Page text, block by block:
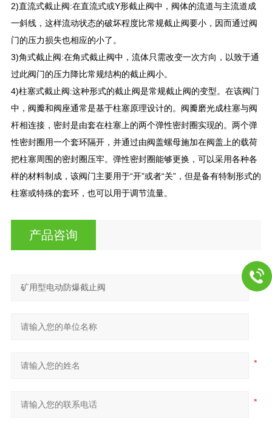
2)直流式截止阀:在直流式或Y形截止阀中，阀体的流道与主流道成
一斜线，这样流动状态的破坏程度比常规截止阀要小，因而通过阀
门的压力损失也相应的小了。
3)角式截止阀:在角式截止阀中，流体只需改变一次方向，以致于通
过此阀门的压力降比常规结构的截止阀小。
4)柱塞式截止阀:这种形式的截止阀是常规截止阀的变型。在该阀门
中，阀瓣和阀座通常是基于柱塞原理设计的。阀瓣磨光成柱塞与阀
杆相连接，密封是由套在柱塞上的两个弹性密封圈实现的。两个弹
性密封圈用一个套环隔开，并通过由阀盖螺母施加在阀盖上的载荷
把柱塞周围的密封圈压牢。弹性密封圈能够更换，可以采用各种各
样的材料制成，该阀门主要用于“开”或者“关”，但是备有特制形式的
柱塞或特殊的套环，也可以用于调节流量。
产品咨询